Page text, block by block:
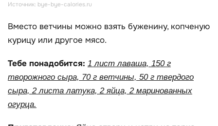
Источник: bye-bye-calories.ru
Вместо ветчины можно взять буженину, копченую
курицу или другое мясо.
Тебе понадобится: 1 лист лаваша, 150 г
творожного сыра, 70 г ветчины, 50 г твердого
сыра, 2 листа латука, 2 яйца, 2 маринованных
огурца.